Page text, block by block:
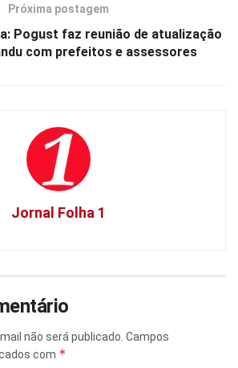
Próxima postagem
Pogust faz reunião de atualização
com prefeitos e assessores
Jornal Folha 1
não será publicado. Campos
com *